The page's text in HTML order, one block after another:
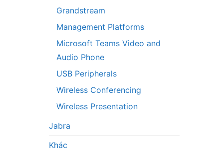
Grandstream
Management Platforms
Microsoft Teams Video and
Audio Phone
USB Peripherals
Wireless Conferencing
Wireless Presentation
Jabra
Khác